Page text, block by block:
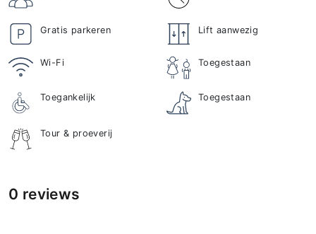
Gratis parkeren Lift aanwezig
Wi-Fi Toegestaan
Toegankelijk Toegestaan
Tour & proeverij
0 reviews